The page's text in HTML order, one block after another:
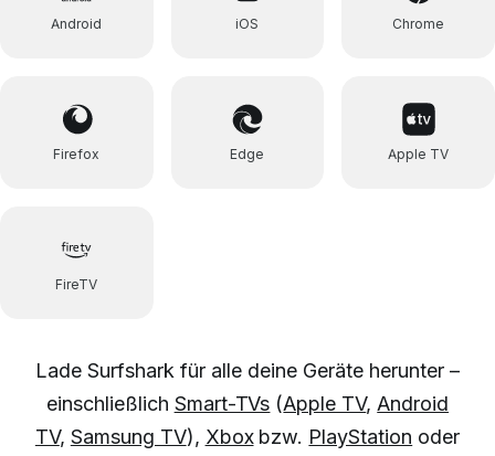
Android iOS Chrome
Firefox Edge Apple TV
FireTV
Lade Surfshark für alle deine Geräte herunter –
einschließlich Smart-TVs (Apple TV, Android
TV, Samsung TV), Xboxbzw. PlayStation oder